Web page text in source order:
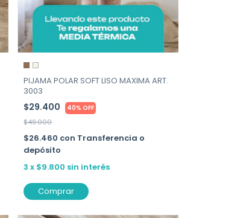
PIJAMA POLAR SOFT LISO MAXIMA ART.
3003
$29.400 40% OFF
$49.000
$26.460 con Transferencia o
depósito
3 x $9.800 sin interés
Comprar